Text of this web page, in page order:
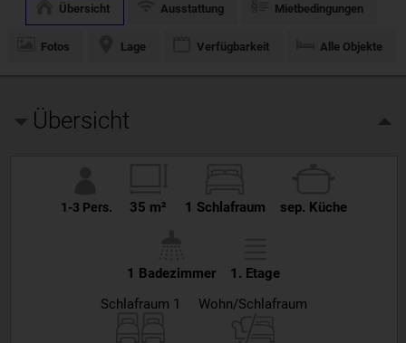
Übersicht Ausstattung Mietbedingungen
Fotos Lage Verfügbarkeit Alle Objekte
Übersicht
1-3 Pers. 35 m² 1 Schlafraum sep. Küche
1 Badezimmer
1. Etage
Schlafraum 1
Wohn/Schlafraum